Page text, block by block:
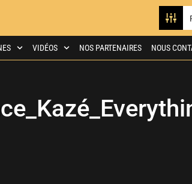
VIDÉOS NOS PARTENAIRES NOUS